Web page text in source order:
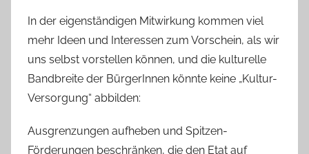
In der eigenständigen Mitwirkung kommen viel
mehr Ideen und Interessen zum Vorschein, als wir
uns selbst vorstellen können, und die kulturelle
Bandbreite der BürgerInnen könnte keine „Kultur-
Versorgung“ abbilden:
Ausgrenzungen aufheben und Spitzen-
Förderungen beschränken, die den Etat auf